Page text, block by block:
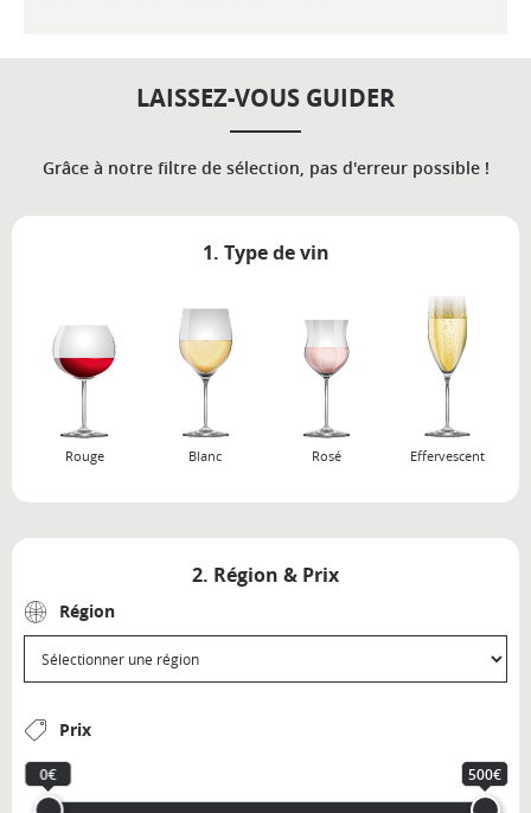
LAISSEZ-VOUS GUIDER
Grâce à notre filtre de sélection, pas d'erreur possible !
1. Type de vin
Rouge Blanc Rosé Effervescent
2. Région & Prix
Région
Prix
0€ 500€